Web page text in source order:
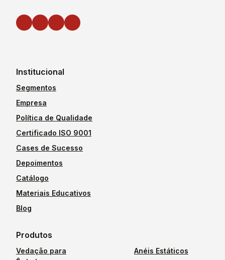
Institucional
Segmentos
Empresa
Política de Qualidade
Certificado ISO 9001
Cases de Sucesso
Depoimentos
Catálogo
Materiais Educativos
Blog
Produtos
Vedação para
Anéis Estáticos